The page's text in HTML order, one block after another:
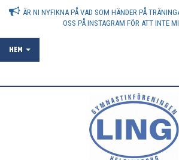
ÄR NI NYFIKNA PÅ VAD SOM HÄNDER PÅ
OSS PÅ INSTAGRAM FÖR ATT INTE
HEM